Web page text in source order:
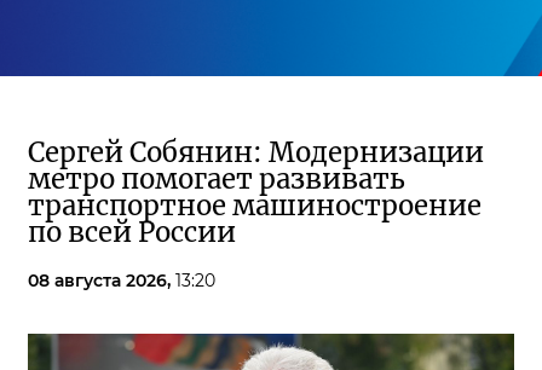
Сергей Собянин: Модернизации
метро помогает развивать
транспортное машиностроение
по всей России
08 августа 2026, 13:20